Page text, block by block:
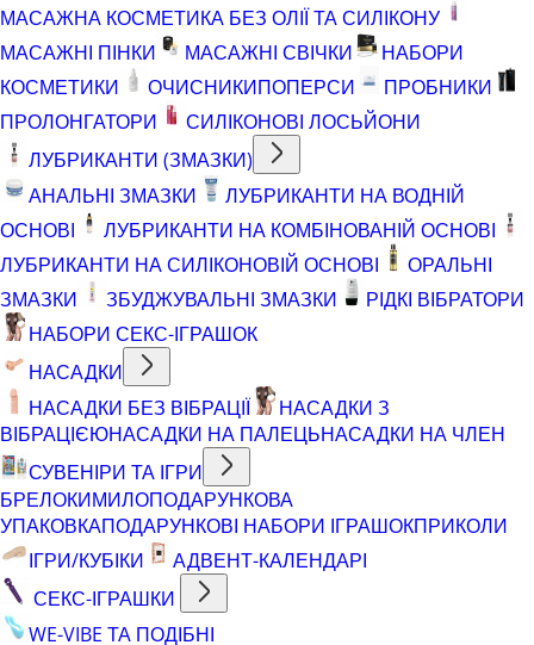
МАСАЖНА КОСМЕТИКА БЕЗ ОЛІЇ ТА СИЛІКОНУ
МАСАЖНІ ПІНКИ
МАСАЖНІ СВІЧКИ
НАБОРИ
КОСМЕТИКИ
ОЧИСНИКИПОПЕРСИ
ПРОБНИКИ
ПРОЛОНГАТОРИ
СИЛІКОНОВІ ЛОСЬЙОНИ
ЛУБРИКАНТИ (ЗМАЗКИ)
АНАЛЬНІ ЗМАЗКИ
ЛУБРИКАНТИ НА ВОДНІЙ
ОСНОВІ
ЛУБРИКАНТИ НА КОМБІНОВАНІЙ ОСНОВІ
ЛУБРИКАНТИ НА СИЛІКОНОВІЙ ОСНОВІ
ОРАЛЬНІ
ЗМАЗКИ
ЗБУДЖУВАЛЬНІ ЗМАЗКИ
РІДКІ ВІБРАТОРИ
НАБОРИ СЕКС-ІГРАШОК
НАСАДКИ
НАСАДКИ БЕЗ ВІБРАЦІЇ
НАСАДКИ З
ВІБРАЦІЄЮНАСАДКИ НА ПАЛЕЦЬНАСАДКИ НА ЧЛЕН
СУВЕНІРИ ТА ІГРИ
БРЕЛОКИМИЛОПОДАРУНКОВА
УПАКОВКАПОДАРУНКОВІ НАБОРИ ІГРАШОКПРИКОЛИ
ІГРИ/КУБІКИ
АДВЕНТ-КАЛЕНДАРІ
СЕКС-ІГРАШКИ
WE-VIBE ТА ПОДІБНІ